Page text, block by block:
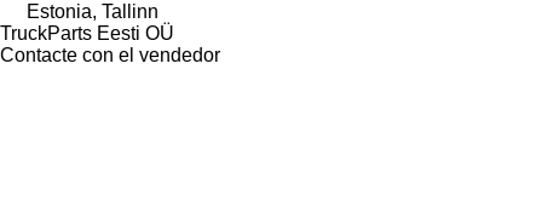
Estonia, Tallinn
TruckParts Eesti OÜ
Contacte con el vendedor